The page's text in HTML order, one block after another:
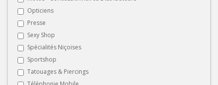
Opticiens
Presse
Sexy Shop
Spécialités Niçoises
Sportshop
Tatouages & Piercings